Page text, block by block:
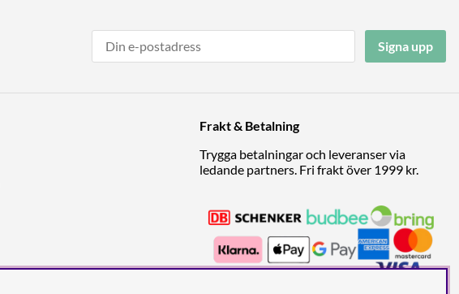
Signa upp
Frakt & Betalning
Trygga betalningar och leveranser via
ledande partners. Fri frakt över 1999 kr.